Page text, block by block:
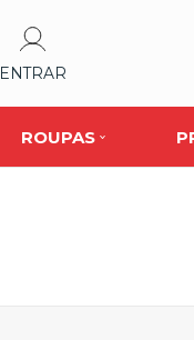
ENTRAR
ROUPAS